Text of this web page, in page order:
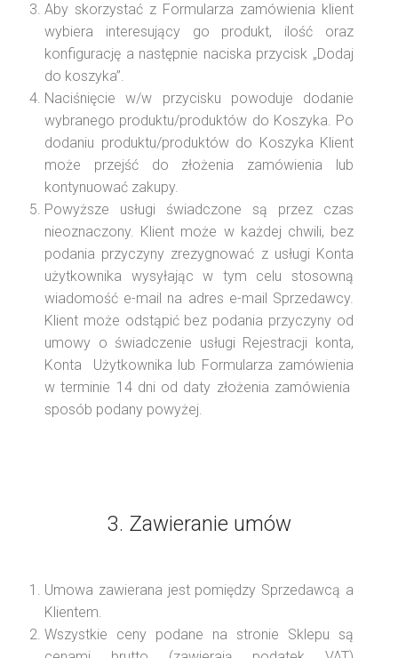
Aby skorzystać z Formularza zamówienia klient
wybiera interesujący go produkt, ilość oraz
konfigurację a następnie naciska przycisk „Dodaj
do koszyka”.
Naciśnięcie w/w przycisku powoduje dodanie
wybranego produktu/produktów do Koszyka. Po
dodaniu produktu/produktów do Koszyka Klient
może przejść do złożenia zamówienia lub
kontynuować zakupy.
Powyższe usługi świadczone są przez czas
nieoznaczony. Klient może w każdej chwili, bez
podania przyczyny zrezygnować z usługi Konta
użytkownika wysyłając w tym celu stosowną
wiadomość e-mail na adres e-mail Sprzedawcy.
Klient może odstąpić bez podania przyczyny od
umowy o świadczenie usługi Rejestracji konta,
Konta Użytkownika lub Formularza zamówienia
w terminie 14 dni od daty złożenia zamówienia
sposób podany powyżej.
3. Zawieranie umów
Umowa zawierana jest pomiędzy Sprzedawcą a
Klientem.
Wszystkie ceny podane na stronie Sklepu są